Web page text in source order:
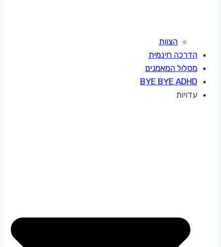
הצוות
הדרכה חינמית
מסלול המאמנים
BYE BYE ADHD
עדויות